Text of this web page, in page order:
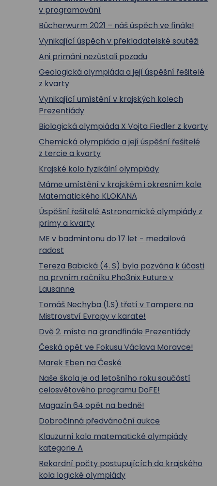
v programování
Bücherwurm 2021 – náš úspěch ve finále!
Vynikající úspěch v překladatelské soutěži
Ani primáni nezůstali pozadu
Geologická olympiáda a její úspěšní řešitelé
z kvarty
Vynikající umístění v krajských kolech
Prezentiády
Biologická olympiáda X Vojta Fiedler z kvarty
Chemická olympiáda a její úspěšní řešitelé
z tercie a kvarty
Krajské kolo fyzikální olympiády
Máme umístění v krajském i okresním kole
Matematického KLOKANA
Úspěšní řešitelé Astronomické olympiády z
primy a kvarty
ME v badmintonu do 17 let - medailová
radost
Tereza Babická (4. S) byla pozvána k účasti
na prvním ročníku Pho3nix Future v
Lausanne
Tomáš Nechyba (1.S) třetí v Tampere na
Mistrovství Evropy v karate!
Dvě 2. místa na grandfinále Prezentiády
Česká opět ve Fokusu Václava Moravce!
Marek Eben na České
Naše škola je od letošního roku součástí
celosvětového programu DoFE!
Magazín 64 opět na bedně!
Dobročinná předvánoční aukce
Klauzurní kolo matematické olympiády
kategorie A
Rekordní počty postupujících do krajského
kola logické olympiády